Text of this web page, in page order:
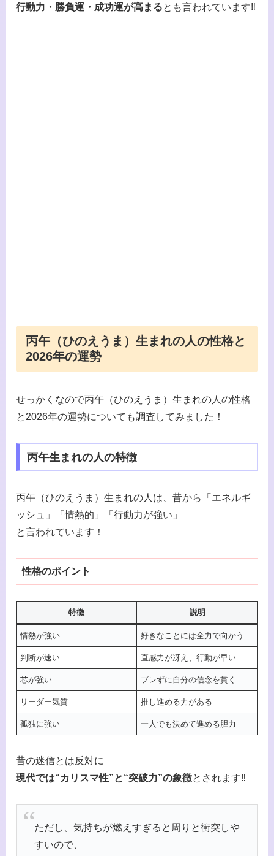
行動力・勝負運・成功運が高まるとも言われています‼
丙午（ひのえうま）生まれの人の性格と
2026年の運勢
せっかくなので丙午（ひのえうま）生まれの人の性格
と2026年の運勢についても調査してみました！
丙午生まれの人の特徴
丙午（ひのえうま）生まれの人は、昔から「エネルギ
ッシュ」「情熱的」「行動力が強い」
と言われています！
性格のポイント
特徴 説明
情熱が強い 好きなことには全力で向かう
判断が速い 直感力が冴え、行動が早い
芯が強い ブレずに自分の信念を貫く
リーダー気質 推し進める力がある
孤独に強い 一人でも決めて進める胆力
昔の迷信とは反対に
現代では“カリスマ性”と“突破力”の象徴とされます‼
ただし、気持ちが燃えすぎると周りと衝突しや
すいので、